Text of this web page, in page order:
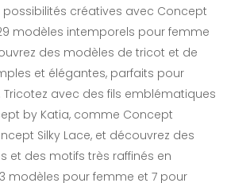
possibilités créatives avec Concept
modèles intemporels pour femme
des modèles de tricot et de
et élégantes, parfaits pour
avec des fils emblématiques
by Katia, comme Concept
Silky Lace, et découvrez des
et des motifs très raffinés en
modèles pour femme et 7 pour